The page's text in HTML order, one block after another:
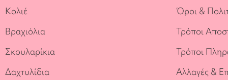
Κολιέ
Βραχιόλια
Σκουλαρίκια
Δαχτυλίδια
Όροι &
Τρόποι
Τρόποι
Αλλαγές &